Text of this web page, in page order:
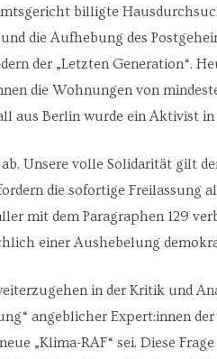
billigte
die Aufhebung des
der „Letzten Generation“.
die Wohnungen von
aus Berlin wurde ein Aktivist
Unsere volle Solidarität gilt
die sofortige Freilassung
mit dem Paragraphen 129
einer Aushebelung
in der Kritik und
angeblicher Expert:innen
„Klima-RAF“ sei. Diese